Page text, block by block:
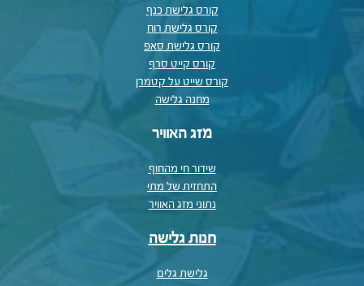
קורס גלישת כנף
קורס גלישת רוח
קורס גלישת סאפ
קורס קייט סרף
קורס שייט על קטמרן
מחנה גלישה
מזג האוויר
שידור חי מהחוף
התחזית של מתי
נתוני מזג האוויר
חנות גלישה
גלישת גלים